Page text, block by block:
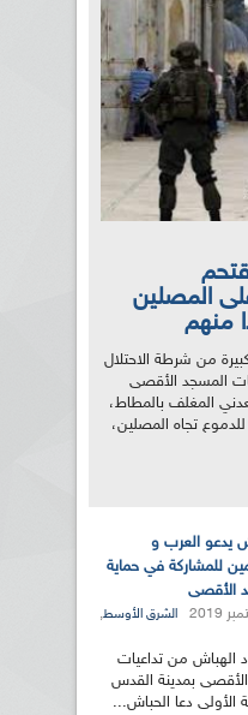
المصلين
منهم
من شرطة الاحتلال
المسجد الأقصى
المغلف بالمطاط،
تجاه المصلين،
يدعو العرب و
للمشاركة في حماية
الأقصى
الشرق الأوسط,
من تداعيات
بمدينة القدس
الأولى دعا الحباش...